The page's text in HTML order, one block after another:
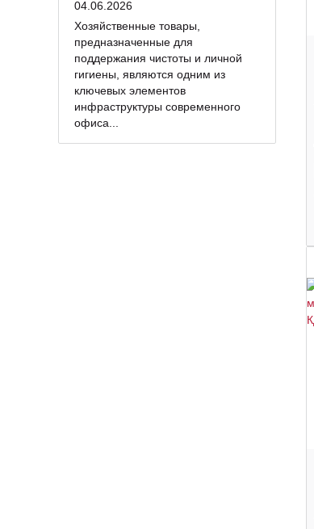
04.06.2026
Хозяйственные товары,
предназначенные для
поддержания чистоты и личной
гигиены, являются одним из
ключевых элементов
инфраструктуры современного
офиса...